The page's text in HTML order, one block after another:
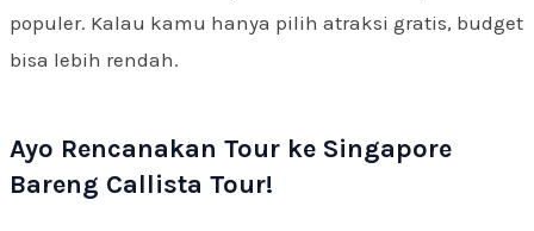
populer. Kalau kamu hanya pilih atraksi gratis, budget
bisa lebih rendah.
Ayo Rencanakan Tour ke Singapore
Bareng Callista Tour!